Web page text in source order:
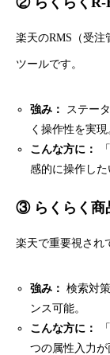
楽天のRMS（受
ツールです。
強み：
ステー
く操作性を実現
こんな方に：
感的に操作した
③ らくらく商
楽天で重要視され
強み： 検索対
ンス可能。
こんな方に：
つの属性入力が